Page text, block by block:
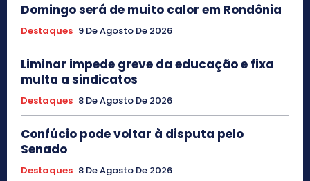
Domingo será de muito calor em Rondônia
Destaques 9 De Agosto De 2026
Liminar impede greve da educação e fixa
multa a sindicatos
Destaques 8 De Agosto De 2026
Confúcio pode voltar à disputa pelo
Senado
Destaques 8 De Agosto De 2026